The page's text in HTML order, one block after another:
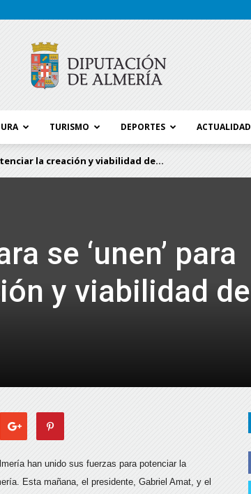
TURISMO DEPORTES ACTUALIDAD
la creación y viabilidad de...
se ‘unen’ para
y viabilidad de
han unido sus fuerzas para potenciar la
Esta mañana, el presidente, Gabriel Amat, y el